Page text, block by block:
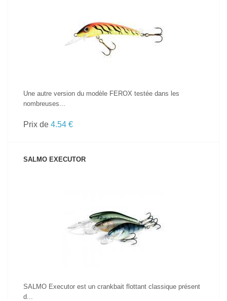
Une autre version du modèle FEROX testée dans les
nombreuses...
Prix de 4.54 €
SALMO EXECUTOR
VOIR LE PRODUIT
SALMO Executor est un crankbait flottant classique présent
d...